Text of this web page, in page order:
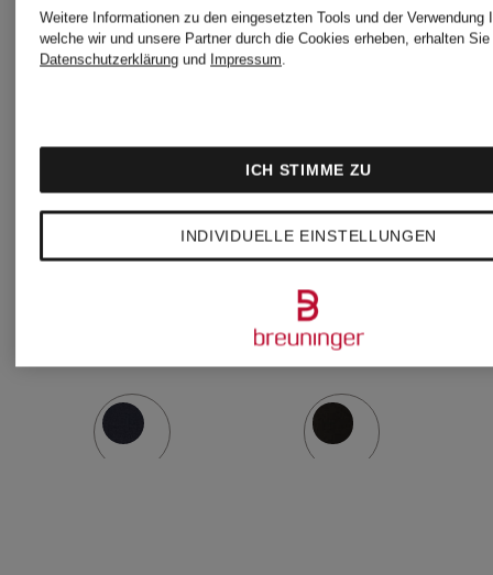
NN.07
Strick-
Poloshirt
mit
Leinen
CHF 109
Chino
ADEN
Regular
Fit
CHF
Weitere Informationen zu den eingesetzten Tools und der Verwendung
welche wir und unsere Partner durch die Cookies erheben, erhalten
Datenschutzerklärung und Impressum.
INDIVIDUELLE EINSTELLUNGEN
ICH STIMME ZU